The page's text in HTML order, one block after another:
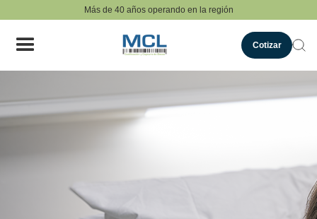
Más de 40 años operando en la región
Cotizar